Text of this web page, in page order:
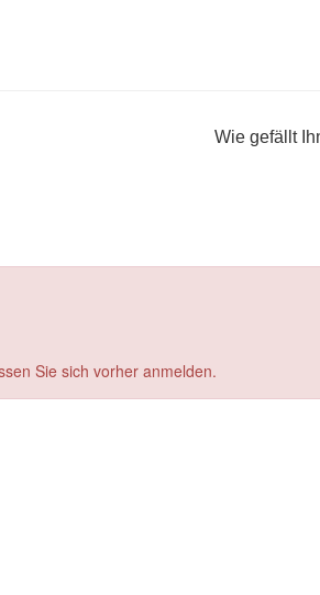
Wie gefällt
Sie sich vorher anmelden.